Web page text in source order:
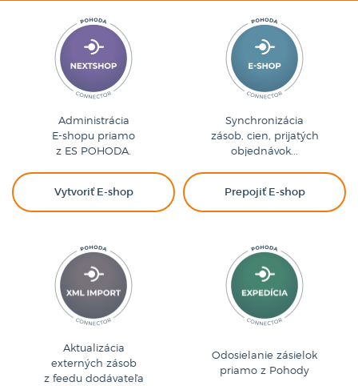
Administrácia
E-shopu priamo
z ES POHODA.
Vytvoriť E-shop
Synchronizácia
zásob, cien, prijatých
objednávok...
Prepojiť E-shop
Aktualizácia
externých zásob
z feedu dodávateľa
Odosielanie zásielok
priamo z Pohody